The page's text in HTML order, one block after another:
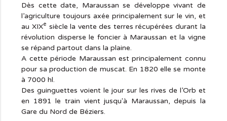
Dès cette date, Maraussan se développe vivant de
l’agriculture toujours axée principalement sur le vin, et
au XIXe siècle la vente des terres récupérées durant la
révolution disperse le foncier à Maraussan et la vigne
se répand partout dans la plaine.
A cette période Maraussan est principalement connu
pour sa production de muscat. En 1820 elle se monte
à 7000 hl.
Des guinguettes voient le jour sur les rives de l’Orb et
en 1891 le train vient jusqu'à Maraussan, depuis la
Gare du Nord de Béziers.